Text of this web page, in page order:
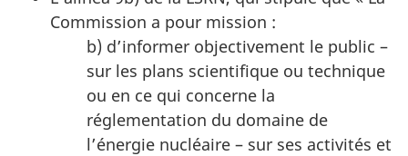
Commission a pour mission :
b) d’informer objectivement le public –
sur les plans scientifique ou technique
ou en ce qui concerne la
réglementation du domaine de
l’énergie nucléaire – sur ses activités et